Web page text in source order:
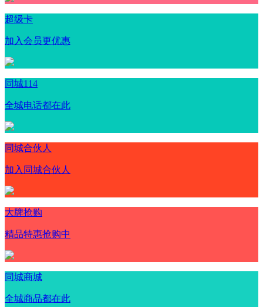
超级卡
加入会员更优惠
同城114
全城电话都在此
同城合伙人
加入同城合伙人
大牌抢购
精品特惠抢购中
同城商城
全城商品都在此